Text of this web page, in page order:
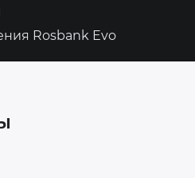
Rosbank Evo